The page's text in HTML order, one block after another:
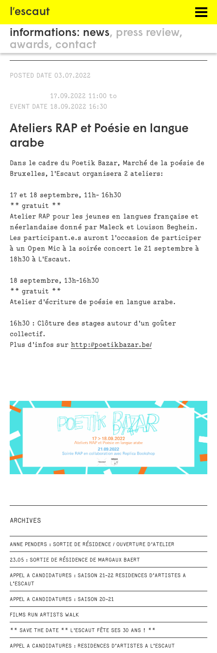
l′escaut
PHILOSOPHY
INFORMATION
informations: news
press review
awards
contact
POSTED DATE 03.07.2022
EVENT DATE
17.09.2022 11:00 to
18.09.2022 16:30
Ateliers RAP et Poésie en langue
arabe
Dans le cadre du Poetik Bazar, Marché de la poésie de
Bruxelles, l'Escaut organisera 2 ateliers:
17 et 18 septembre, 11h- 16h30
** gratuit **
Atelier RAP pour les jeunes en langues française et
néerlandaise donné par Maleck et Louison Beghein.
Les participant.e.s auront l'occasion de participer
à un Open Mic à la soirée concert le 21 septembre à
18h30 à L'Escaut.
18 septembre, 13h-16h30
** gratuit **
Atelier d'écriture de poésie en langue arabe.
16h30 : Clôture des stages autour d'un goûter
collectif.
Plus d'infos sur http://poetikbazar.be/
ARCHIVES
ANNE PENDERS : SORTIE DE RÉSIDENCE / OUVERTURE D'ATELIER
23.05 : SORTIE DE RÉSIDENCE DE MARGAUX BAERT
APPEL A CANDIDATURES : SAISON 21-22 RESIDENCES D’ARTISTES A
L’ESCAUT
APPEL A CANDIDATURES : SAISON 20-21
FILMS RUN ARTISTS WALK
** SAVE THE DATE ** L'ESCAUT FÊTE SES 30 ANS ! **
APPEL A CANDIDATURES : RESIDENCES D’ARTISTES A L’ESCAUT